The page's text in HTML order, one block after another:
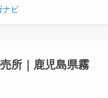
所｜鹿児島県霧